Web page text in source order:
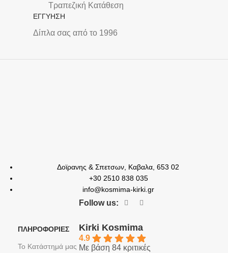
Τραπεζική Kατάθεση
ΕΓΓΥΗΣΗ
Δίπλα σας από το 1996
Δοϊρανης & Σπετσων, Καβαλα, 653 02
+30 2510 838 035
info@kosmima-kirki.gr
Follow us:
ΠΛΗΡΟΦΟΡΙΕΣ
Το Κατάστημά μας
Kirki Kosmima
4.9
Με βάση 84 κριτικές